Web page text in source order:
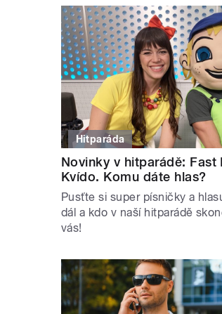
Hitparáda
Novinky v hitparádě: Fast
Kvído. Komu dáte hlas?
Pusťte si super písničky a
dál a kdo v naší hitparádě
vás!